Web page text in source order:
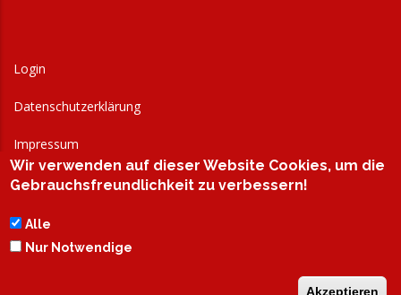
Login
Datenschutzerklärung
Impressum
AGB
Wir verwenden auf dieser Website Cookies, um die
Gebrauchsfreundlichkeit zu verbessern!
Alle
Nur Notwendige
Akzeptieren